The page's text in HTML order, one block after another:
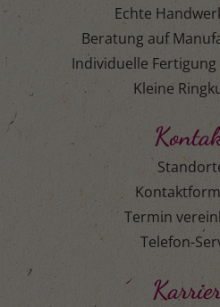
Echte
Beratung auf
Individuelle
Kleine
Termin
Telefon-